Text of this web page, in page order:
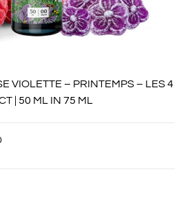
VIOLETTE – PRINTEMPS – LES 4
| 50 ML IN 75 ML